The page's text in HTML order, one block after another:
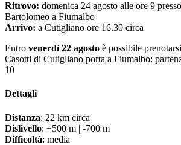
Ritrovo: domenica 24 agosto alle ore 9
Bartolomeo a Fiumalbo
Arrivo: a Cutigliano ore 16.30 circa
Entro venerdì 22 agosto è possibile
Casotti di Cutigliano porta a Fiumalbo:
10
Dettagli
Distanza: 22 km circa
Dislivello: +500 m | -700 m
Difficoltà: media